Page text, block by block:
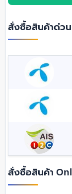
สั่งซื้อสินค้าด่วน
สั่งซื้อสินค้า